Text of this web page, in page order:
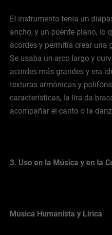
El instrumento tenía un
ancho, y un puente plano, lo
acordes y permitía crear una
Se usaba un arco largo y
acordes más grandes y era
texturas armónicas y
características, la lira da
acompañar el canto o la
3. Uso en la Música y en la
Música Humanista y Lírica